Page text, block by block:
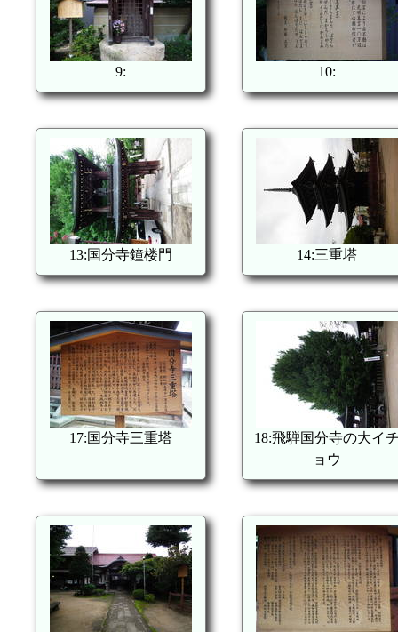
9: 10:
13:国分寺鐘楼門 14:三重塔
17:国分寺三重塔
18:飛騨国分寺の大イ
ョウ